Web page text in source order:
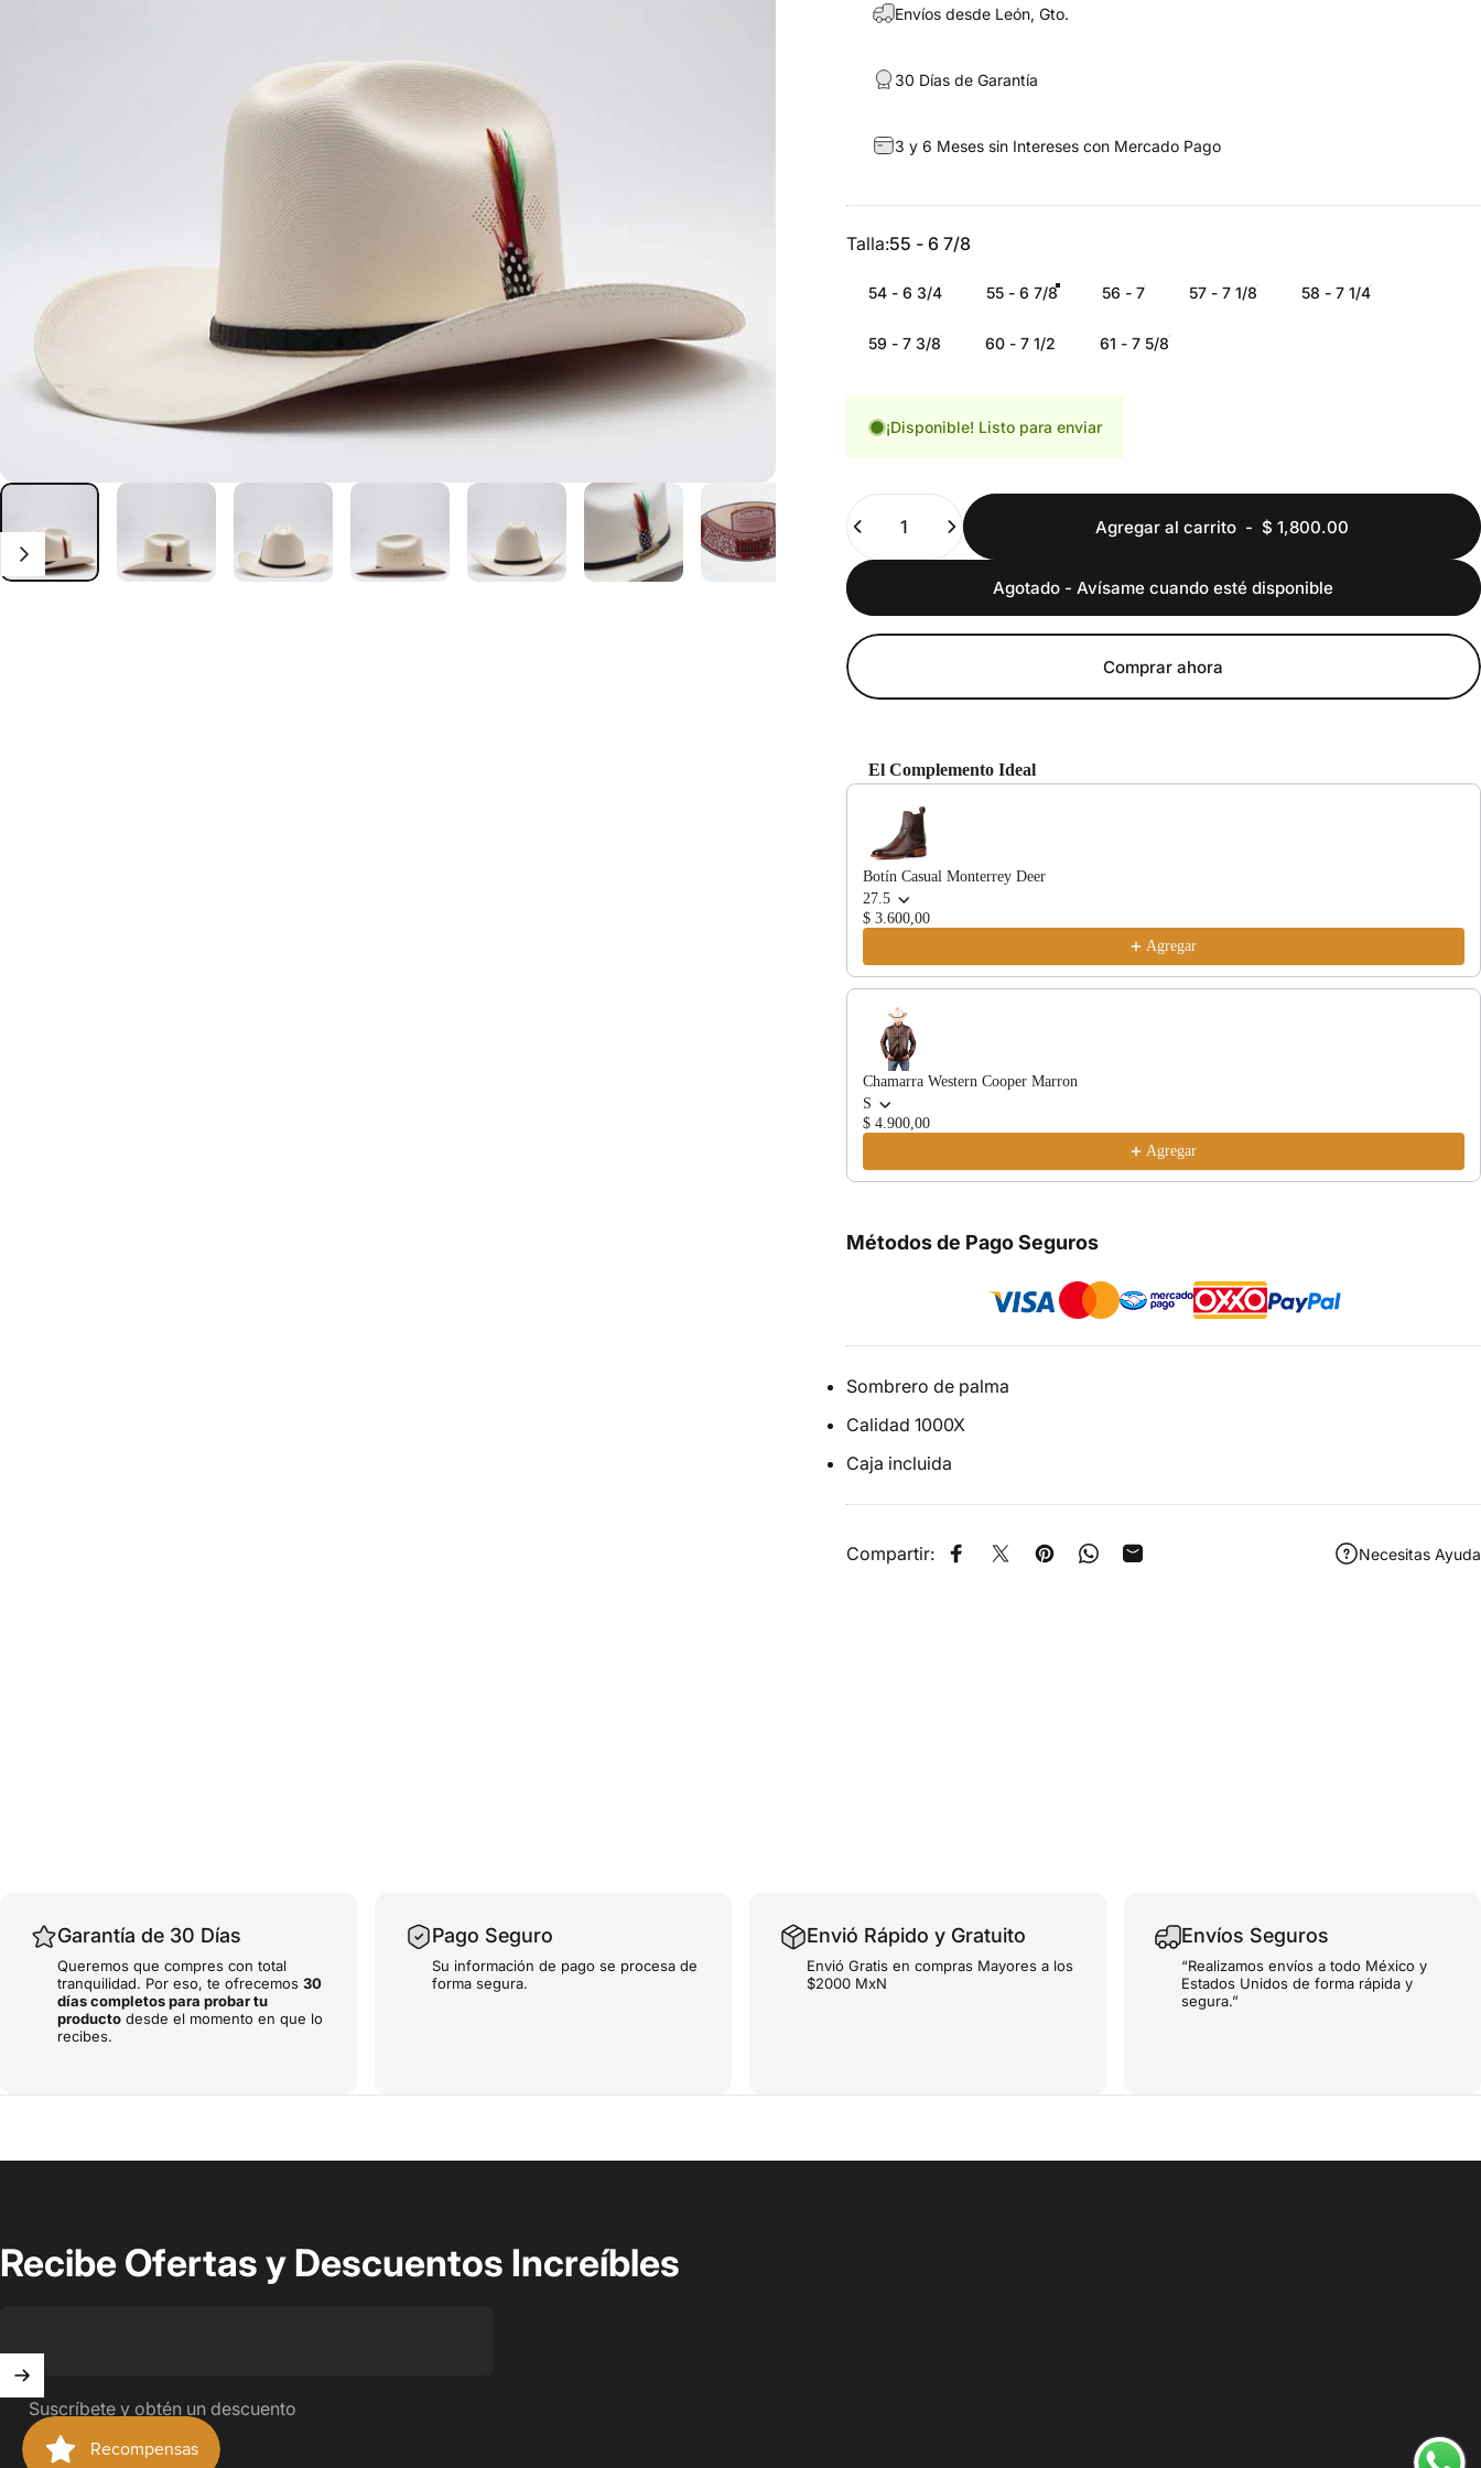
Envíos desde León, Gto.
30 Días de Garantía
3 y 6 Meses sin Intereses con Mercado Pago
Talla
Talla:55 - 6 7/8
54 - 6 3/4 55 - 6 7/8 56 - 7 57 - 7 1/8 58 - 7 1/4
59 - 7 3/8 60 - 7 1/2 61 - 7 5/8
¡Disponible! Listo para enviar
Agregar al carrito- $ 1,800.00
Agotado - Avísame cuando esté disponible
Comprar ahora
El Complemento Ideal
Use the Previous and Next buttons to navigate through product recommendations, or
Botín Casual Monterrey Deer
27.5
$ 3.600,00
Agregar
Chamarra Western Cooper Marron
S
$ 4.900,00
Agregar
Métodos de Pago Seguros
Sombrero de palma
Calidad 1000X
Caja incluida
Compartir: Compartir en Facebook
Compartir en X
Guardar en Pinterest
Compartir en WhatsApp
Compartir por correo electrónicoNecesitas Ayuda
Garantía de 30 Días
Queremos que compres con total
tranquilidad. Por eso, te ofrecemos30
días completos para probar tu
producto desde el momento en que lo
recibes.
Pago Seguro
Su información de pago se procesa de
forma segura.
Envió Rápido y Gratuito
Envió Gratis en compras Mayores a los
$2000 MxN
Envíos Seguros
“Realizamos envíos a todo México y
Estados Unidos de forma rápida y
segura.”
Recibe Ofertas y Descuentos Increíbles
Suscríbete y obtén un descuento
© 2026 Guga Boots. Tecnología de Shopify